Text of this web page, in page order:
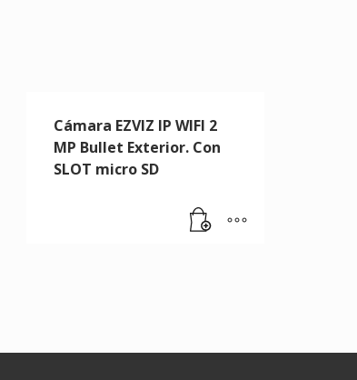
Cámara EZVIZ IP WIFI 2
MP Bullet Exterior. Con
SLOT micro SD